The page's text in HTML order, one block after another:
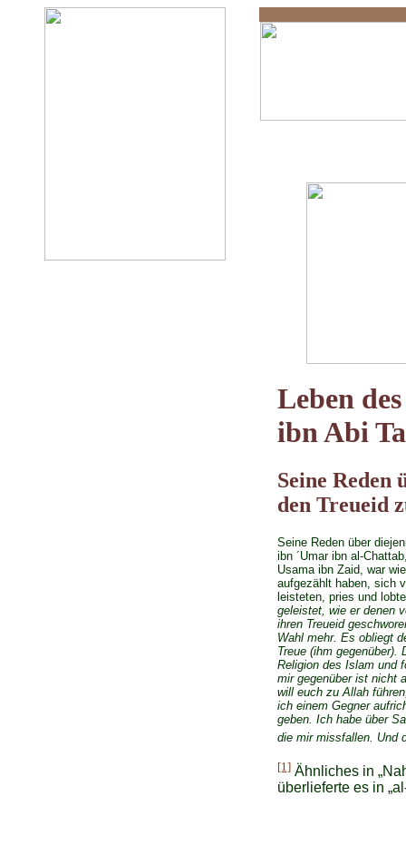
Leben
ibn Abi
Seine Reden
den Treueid
Seine Reden über
ibn ´Umar ibn al-
Usama ibn Zaid, war
aufgezählt haben, sich
leisteten, pries und
geleistet, wie er denen
ihren Treueid
Wahl mehr. Es obliegt
Treue (ihm gegenüber).
Religion des Islam und
mir gegenüber ist nicht
will euch zu Allah
ich einem Gegner
geben. Ich habe über
die mir missfallen. Und
[1] Ähnliches in
überlieferte es in